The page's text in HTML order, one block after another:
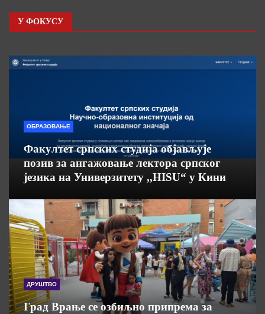
У ФОКУСУ
ОБРАЗОВАЊЕ
Факултет српских студија објављује
позив за ангажовање лектора српског
језика на Универзитету ,,HISU“ у Кини
ДРУШТВО
Град Врање се озбиљно припрема за